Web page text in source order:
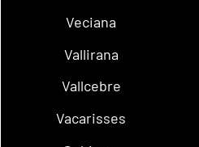
Veciana
Vallirana
Vallcebre
Vacarisses